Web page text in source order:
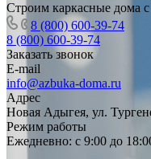
Строим каркасные дома с
8 (800) 600-39-74
8 (800) 600-39-74
Заказать звонок
E-mail
info@azbuka-doma.ru
Адрес
Новая Адыгея, ул.
Режим работы
Ежедневно: с 9:00 до